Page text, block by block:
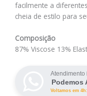
facilmente a
cheia de estilo para
Composição
87% Viscose 13%
Atendimento
Podemos
Voltamos em